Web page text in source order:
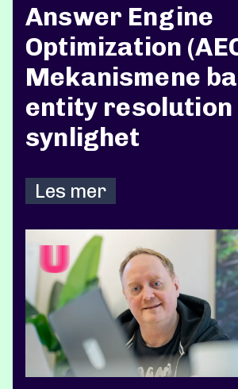
Answer Engine
Optimization
Mekanismene
entity resolution
synlighet
Les mer